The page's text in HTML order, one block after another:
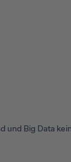
und Big Data